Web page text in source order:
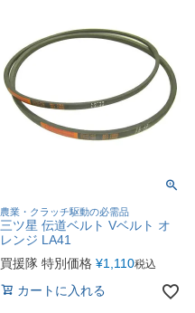
農業・クラッチ駆動の必需品
三ツ星 伝道ベルト Vベルト オ
レンジ LA41
買援隊 特別価格 ¥1,110税込
カートに入れる